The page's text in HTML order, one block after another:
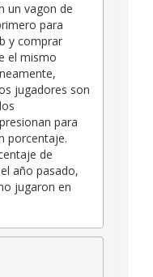
un vagon de
para
y comprar
el mismo
jugadores son
para
porcentaje.
de
año pasado,
jugaron en